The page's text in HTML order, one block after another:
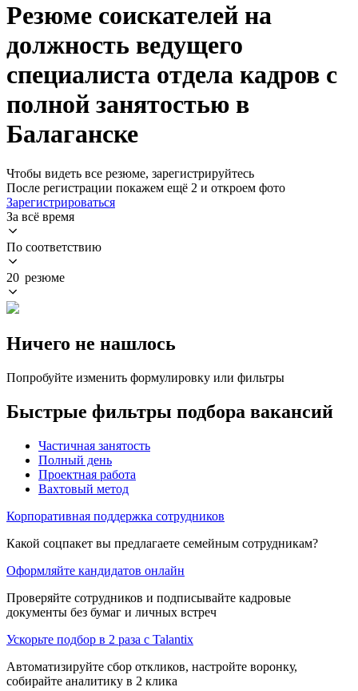
Резюме соискателей на
должность ведущего
специалиста отдела кадров с
полной занятостью в
Балаганске
Чтобы видеть все резюме, зарегистрируйтесь
После регистрации покажем ещё 2 и откроем фото
Зарегистрироваться
За всё время
По соответствию
20 резюме
Ничего не нашлось
Попробуйте изменить формулировку или фильтры
Быстрые фильтры подбора вакансий
Частичная занятость
Полный день
Проектная работа
Вахтовый метод
Корпоративная поддержка сотрудников
Какой соцпакет вы предлагаете семейным сотрудникам?
Оформляйте кандидатов онлайн
Проверяйте сотрудников и подписывайте кадровые
документы без бумаг и личных встреч
Ускорьте подбор в 2 раза с Talantix
Автоматизируйте сбор откликов, настройте воронку,
собирайте аналитику в 2 клика